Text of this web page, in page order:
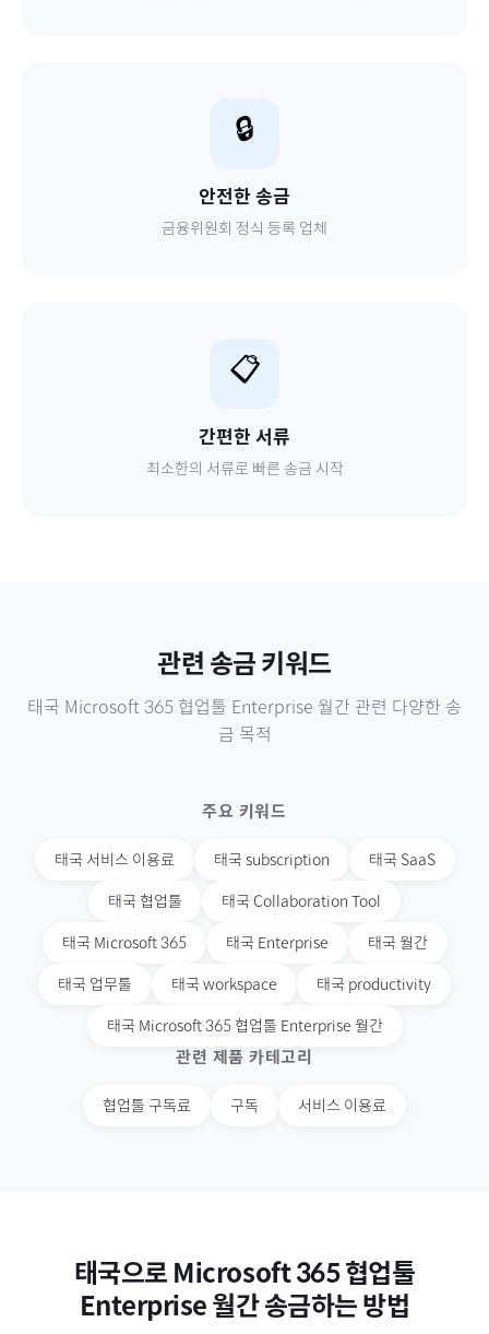
🔒
안전한 송금
금융위원회 정식 등록 업체
📋
간편한 서류
최소한의 서류로 빠른 송금 시작
관련 송금 키워드
태국 Microsoft 365 협업툴 Enterprise 월간 관련 다양한 송
금 목적
주요 키워드
태국 서비스 이용료 태국 subscription 태국 SaaS
태국 협업툴 태국 Collaboration Tool
태국 Microsoft 365 태국 Enterprise 태국 월간
태국 업무툴 태국 workspace 태국 productivity
태국 Microsoft 365 협업툴 Enterprise 월간
관련 제품 카테고리
협업툴 구독료 구독 서비스 이용료
태국으로 Microsoft 365 협업툴
Enterprise 월간송금하는 방법